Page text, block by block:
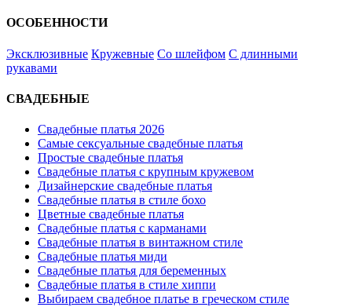
ОСОБЕННОСТИ
Эксклюзивные Кружевные Со шлейфом С длинными
рукавами
СВАДЕБНЫЕ
Свадебные платья 2026
Самые сексуальные свадебные платья
Простые свадебные платья
Свадебные платья с крупным кружевом
Дизайнерские свадебные платья
Свадебные платья в стиле бохо
Цветные свадебные платья
Свадебные платья с карманами
Свадебные платья в винтажном стиле
Свадебные платья миди
Свадебные платья для беременных
Свадебные платья в стиле хиппи
Выбираем свадебное платье в греческом стиле